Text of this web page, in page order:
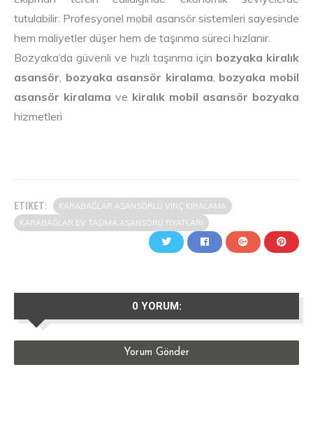
tutulabilir. Profesyonel mobil asansör sistemleri sayesinde
hem maliyetler düşer hem de taşınma süreci hızlanır.
Bozyaka’da güvenli ve hızlı taşınma için bozyaka kiralık
asansör, bozyaka asansör kiralama, bozyaka mobil
asansör kiralama ve kiralık mobil asansör bozyaka
hizmetleri
ETIKET:
KARABAĞLAR ASANSÖRLÜ VINÇ KIRALAMA
KARABAĞLAR EV TAŞIMA ASANSÖRÜ FIYATLARI
0 YORUM:
Yorum Gönder